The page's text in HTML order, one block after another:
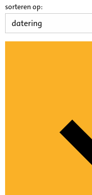
sorteren op: